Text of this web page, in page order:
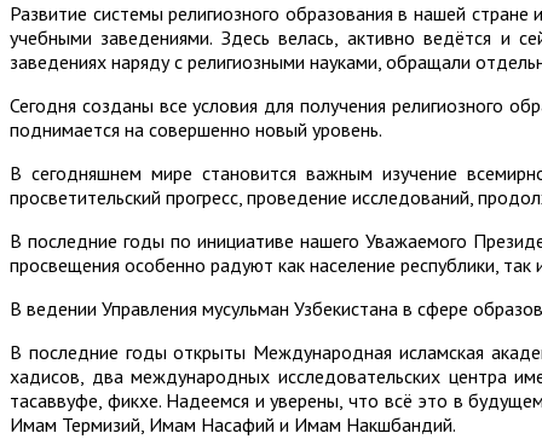
Развитие системы религиозного образования в нашей
учебными заведениями. Здесь велась, активно ведётся и
заведениях наряду с религиозными науками, обращали
Сегодня созданы все условия для получения религиозного
поднимается на совершенно новый уровень.
В сегодняшнем мире становится важным изучение
просветительский прогресс, проведение исследований,
В последние годы по инициативе нашего Уважаемого
просвещения особенно радуют как население республики, так
В ведении Управления мусульман Узбекистана в сфере
В последние годы открыты Международная исламская
хадисов, два международных исследовательских центра
тасаввуфе, фикхе. Надеемся и уверены, что всё это в
Имам Термизий, Имам Насафий и Имам Накшбандий.